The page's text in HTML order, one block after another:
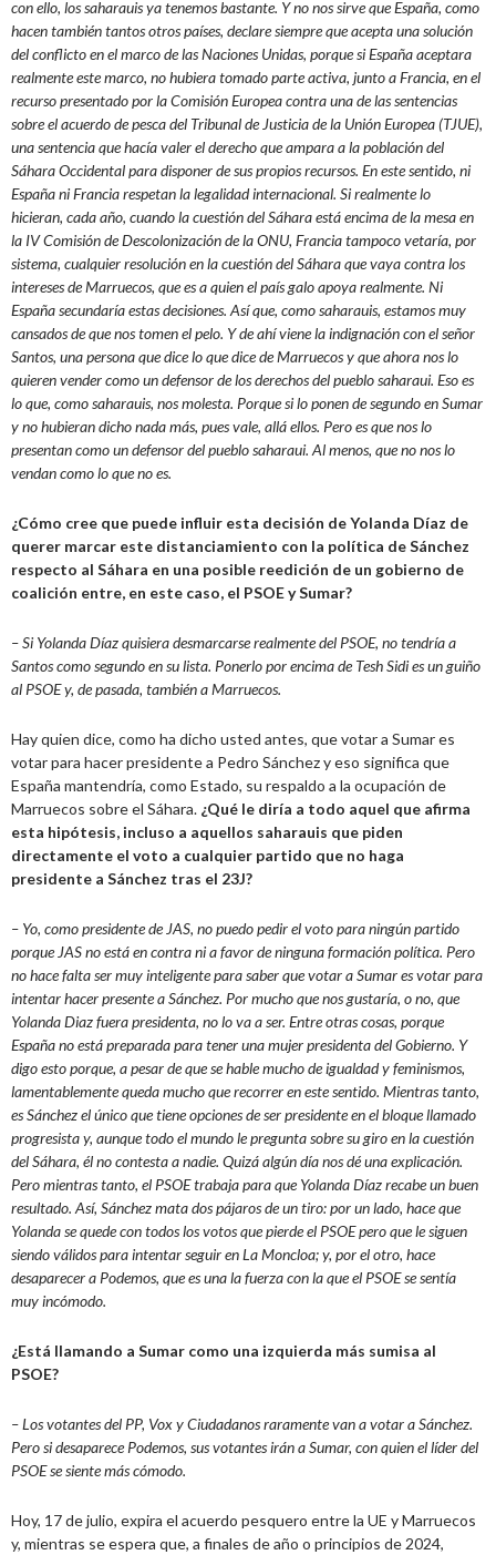
con ello, los saharauis ya tenemos bastante. Y no nos sirve que España, como
hacen también tantos otros países, declare siempre que acepta una solución
del conflicto en el marco de las Naciones Unidas, porque si España aceptara
realmente este marco, no hubiera tomado parte activa, junto a Francia, en el
recurso presentado por la Comisión Europea contra una de las sentencias
sobre el acuerdo de pesca del Tribunal de Justicia de la Unión Europea (TJUE),
una sentencia que hacía valer el derecho que ampara a la población del
Sáhara Occidental para disponer de sus propios recursos. En este sentido, ni
España ni Francia respetan la legalidad internacional. Si realmente lo
hicieran, cada año, cuando la cuestión del Sáhara está encima de la mesa en
la IV Comisión de Descolonización de la ONU, Francia tampoco vetaría, por
sistema, cualquier resolución en la cuestión del Sáhara que vaya contra los
intereses de Marruecos, que es a quien el país galo apoya realmente. Ni
España secundaría estas decisiones. Así que, como saharauis, estamos muy
cansados de que nos tomen el pelo. Y de ahí viene la indignación con el señor
Santos, una persona que dice lo que dice de Marruecos y que ahora nos lo
quieren vender como un defensor de los derechos del pueblo saharaui. Eso es
lo que, como saharauis, nos molesta. Porque si lo ponen de segundo en Sumar
y no hubieran dicho nada más, pues vale, allá ellos. Pero es que nos lo
presentan como un defensor del pueblo saharaui. Al menos, que no nos lo
vendan como lo que no es.
¿Cómo cree que puede influir esta decisión de Yolanda Díaz de
querer marcar este distanciamiento con la política de Sánchez
respecto al Sáhara en una posible reedición de un gobierno de
coalición entre, en este caso, el PSOE y Sumar?
– Si Yolanda Díaz quisiera desmarcarse realmente del PSOE, no tendría a
Santos como segundo en su lista. Ponerlo por encima de Tesh Sidi es un guiño
al PSOE y, de pasada, también a Marruecos.
Hay quien dice, como ha dicho usted antes, que votar a Sumar es
votar para hacer presidente a Pedro Sánchez y eso significa que
España mantendría, como Estado, su respaldo a la ocupación de
Marruecos sobre el Sáhara. ¿Qué le diría a todo aquel que afirma
esta hipótesis, incluso a aquellos saharauis que piden
directamente el voto a cualquier partido que no haga
presidente a Sánchez tras el 23J?
– Yo, como presidente de JAS, no puedo pedir el voto para ningún partido
porque JAS no está en contra ni a favor de ninguna formación política. Pero
no hace falta ser muy inteligente para saber que votar a Sumar es votar para
intentar hacer presente a Sánchez. Por mucho que nos gustaría, o no, que
Yolanda Diaz fuera presidenta, no lo va a ser. Entre otras cosas, porque
España no está preparada para tener una mujer presidenta del Gobierno. Y
digo esto porque, a pesar de que se hable mucho de igualdad y feminismos,
lamentablemente queda mucho que recorrer en este sentido. Mientras tanto,
es Sánchez el único que tiene opciones de ser presidente en el bloque llamado
progresista y, aunque todo el mundo le pregunta sobre su giro en la cuestión
del Sáhara, él no contesta a nadie. Quizá algún día nos dé una explicación.
Pero mientras tanto, el PSOE trabaja para que Yolanda Díaz recabe un buen
resultado. Así, Sánchez mata dos pájaros de un tiro: por un lado, hace que
Yolanda se quede con todos los votos que pierde el PSOE pero que le siguen
siendo válidos para intentar seguir en La Moncloa; y, por el otro, hace
desaparecer a Podemos, que es una la fuerza con la que el PSOE se sentía
muy incómodo.
¿Está llamando a Sumar como una izquierda más sumisa al
PSOE?
– Los votantes del PP, Vox y Ciudadanos raramente van a votar a Sánchez.
Pero si desaparece Podemos, sus votantes irán a Sumar, con quien el líder del
PSOE se siente más cómodo.
Hoy, 17 de julio, expira el acuerdo pesquero entre la UE y Marruecos
y, mientras se espera que, a finales de año o principios de 2024,